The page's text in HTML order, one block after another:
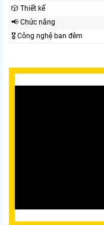
🎲 Thiết kế
📢 Chức năng
🎖️ Công nghệ ban đêm